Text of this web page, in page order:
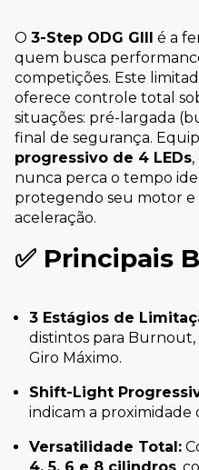
O 3-Step ODG GIII
é a
quem busca
competições. Este
oferece controle total
situações: pré-largada
final de segurança.
progressivo de 4 LEDs
nunca perca o tempo
protegendo seu motor e
aceleração.
✅ Principais
3 Estágios de
distintos para
Giro Máximo.
Shift-Light
indicam a proximidade
Versatilidade Total: